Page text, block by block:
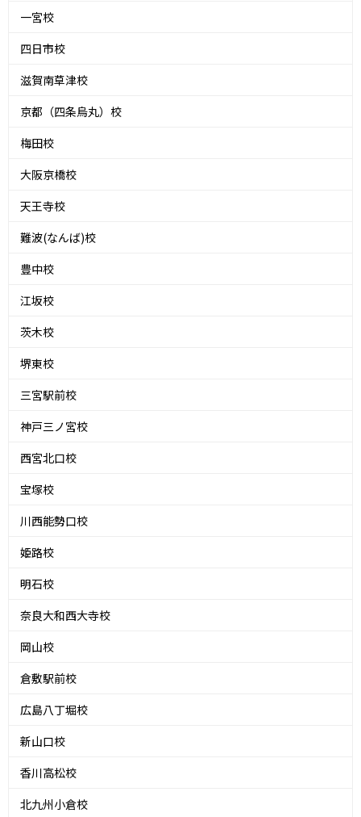
一宮校
四日市校
滋賀南草津校
京都（四条烏丸）校
梅田校
大阪京橋校
天王寺校
難波(なんば)校
豊中校
江坂校
茨木校
堺東校
三宮駅前校
神戸三ノ宮校
西宮北口校
宝塚校
川西能勢口校
姫路校
明石校
奈良大和西大寺校
岡山校
倉敷駅前校
広島八丁堀校
新山口校
香川高松校
北九州小倉校